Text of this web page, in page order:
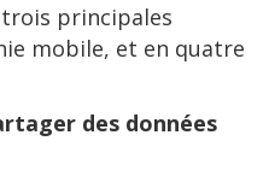
principales
mobile, et en quatre
des données